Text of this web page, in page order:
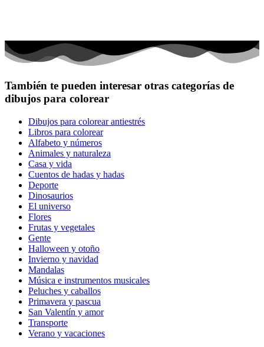
También te pueden interesar otras categorías de
dibujos para colorear
Dibujos para colorear antiestrés
Libros para colorear
Alfabeto y números
Animales y naturaleza
Casa y vida
Cuentos de hadas y hadas
Deporte
Dinosaurios
El universo
Flores
Frutas y vegetales
Gente
Halloween y otoño
Invierno y navidad
Mandalas
Música e instrumentos musicales
Peluches y caballos
Primavera y pascua
San Valentín y amor
Transporte
Verano y vacaciones